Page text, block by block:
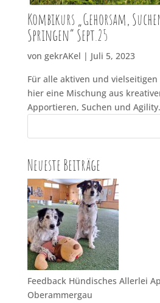
Kombikurs „Gehorsam,
Springen“ Sept.25
von gekrAKel | Juli 5, 2023
Für alle aktiven und vielseitigen
hier eine Mischung aus
Apportieren, Suchen und Agility.
Neueste Beiträge
Feedback Hündisches Allerlei
Oberammergau